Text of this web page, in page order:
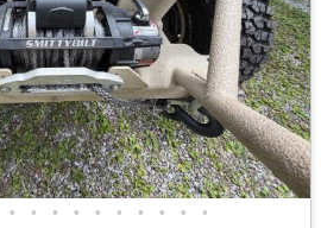
• • • • • • • • • •